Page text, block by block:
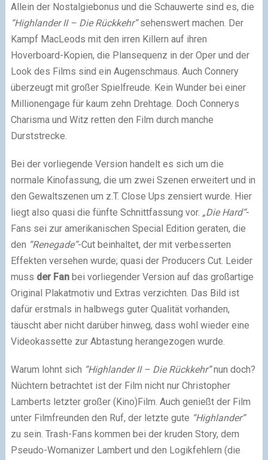
Allein der Nostalgiebonus und die Schauwerte sind es, die
“Highlander II – Die Rückkehr”sehenswert machen. Der
Kampf MacLeods mit den irren Killern auf ihren
Hoverboard-Kopien, die Plansequenz in der Oper und der
Look des Films sind ein Augenschmaus. Auch Connery
überzeugt mit großer Spielfreude. Kein Wunder bei einer
Millionengage für kaum zehn Drehtage. Doch Connerys
Charisma und Witz retten den Film durch manche
Durststrecke.
Bei der vorliegende Version handelt es sich um die
normale Kinofassung, die um zwei Szenen erweitert und in
den Gewaltszenen um z.T. Close Ups zensiert wurde. Hier
liegt also quasi die fünfte Schnittfassung vor. „Die Hard“-
Fans sei zur amerikanischen Special Edition geraten, die
den “Renegade”-Cut beinhaltet, der mit verbesserten
Effekten versehen wurde; quasi der Producers Cut. Leider
muss der Fanbei vorliegender Version auf das großartige
Original Plakatmotiv und Extras verzichten. Das Bild ist
dafür erstmals in halbwegs guter Qualität vorhanden,
täuscht aber nicht darüber hinweg, dass wohl wieder eine
Videokassette zur Abtastung herangezogen wurde.
Warum lohnt sich “Highlander II – Die Rückkehr”nun doch?
Nüchtern betrachtet ist der Film nicht nur Christopher
Lamberts letzter großer (Kino)Film. Auch genießt der Film
unter Filmfreunden den Ruf, der letzte gute “Highlander”
zu sein. Trash-Fans kommen bei der kruden Story, dem
Pseudo-Womanizer Lambert und den Logikfehlern (die